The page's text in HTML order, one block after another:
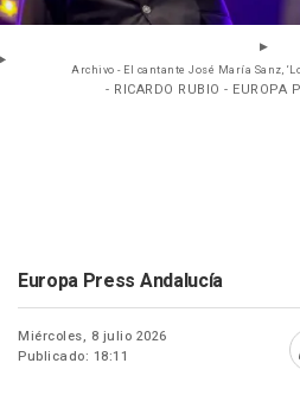
Archivo - El cantante José María Sanz,
- RICARDO RUBIO - EUROPA
Europa Press Andalucía
Miércoles, 8 julio 2026
Publicado: 18:11